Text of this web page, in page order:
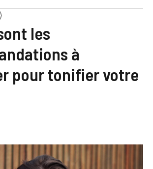
les
à
pour tonifier votre